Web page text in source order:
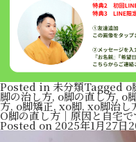
Posted in未分類Taggedo
脚の治し方, o脚の直し方,o
方,o脚矯正, xo脚,xo脚治し
O脚の直し方｜原因と自宅
Posted on2025年1月27日